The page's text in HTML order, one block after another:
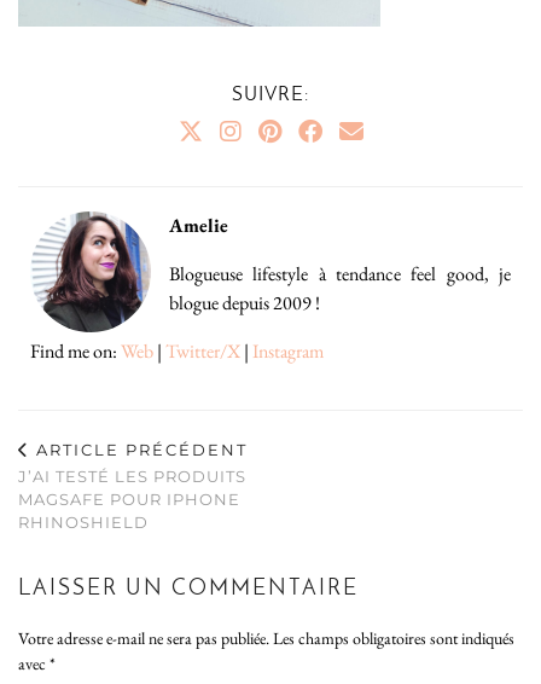
SUIVRE:
Amelie
Blogueuse lifestyle à tendance feel good, je
blogue depuis 2009 !
Find me on:Web|Twitter/X| Instagram
ARTICLE PRÉCÉDENT
J’AI TESTÉ LES PRODUITS
MAGSAFE POUR IPHONE
RHINOSHIELD
LAISSER UN COMMENTAIRE
Votre adresse e-mail ne sera pas publiée. Les champs obligatoires sont indiqués
avec *